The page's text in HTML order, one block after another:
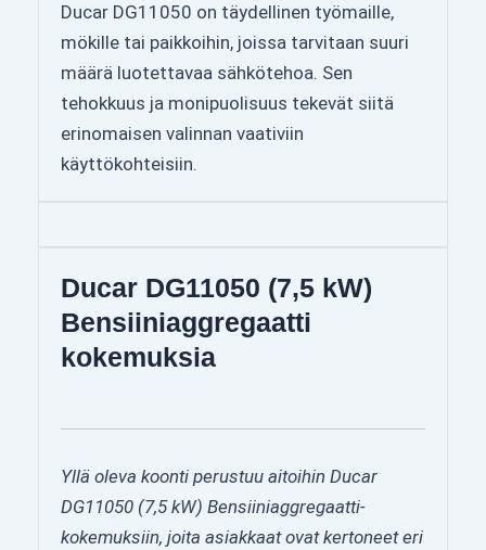
Ducar DG11050 on täydellinen työmaille,
mökille tai paikkoihin, joissa tarvitaan suuri
määrä luotettavaa sähkötehoa. Sen
tehokkuus ja monipuolisuus tekevät siitä
erinomaisen valinnan vaativiin
käyttökohteisiin.
Ducar DG11050 (7,5 kW)
Bensiiniaggregaatti
kokemuksia
Yllä oleva koonti perustuu aitoihin Ducar
DG11050 (7,5 kW) Bensiiniaggregaatti-
kokemuksiin, joita asiakkaat ovat kertoneet eri